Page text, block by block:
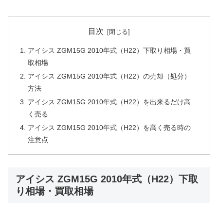
目次
アイシス ZGM15G 2010年式（H22）下取り相場・買
取相場
アイシス ZGM15G 2010年式（H22）の売却（処分）
方法
アイシス ZGM15G 2010年式（H22）を出来るだけ高
く売る
アイシス ZGM15G 2010年式（H22）を高く売る時の
注意点
アイシス ZGM15G 2010年式（H22）下取
り相場・買取相場